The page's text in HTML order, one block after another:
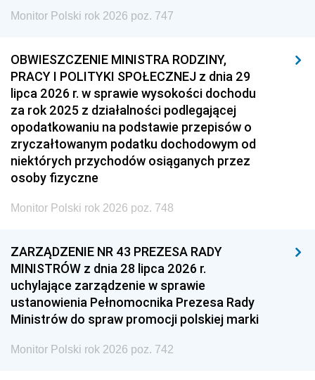
Monitor Polski rok 2026 poz. 747
OBWIESZCZENIE MINISTRA RODZINY,
PRACY I POLITYKI SPOŁECZNEJ z dnia 29
lipca 2026 r. w sprawie wysokości dochodu
za rok 2025 z działalności podlegającej
opodatkowaniu na podstawie przepisów o
zryczałtowanym podatku dochodowym od
niektórych przychodów osiąganych przez
osoby fizyczne
Monitor Polski rok 2026 poz. 748
ZARZĄDZENIE NR 43 PREZESA RADY
MINISTRÓW z dnia 28 lipca 2026 r.
uchylające zarządzenie w sprawie
ustanowienia Pełnomocnika Prezesa Rady
Ministrów do spraw promocji polskiej marki
Monitor Polski rok 2026 poz. 742